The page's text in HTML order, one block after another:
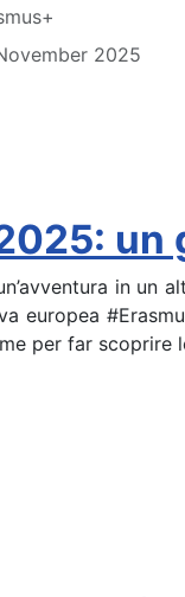
2025
un
in un
europea
per far scoprire